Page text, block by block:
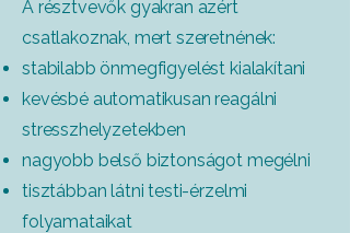
A résztvevők gyakran azért
csatlakoznak, mert szeretnének:​
stabilabb önmegfigyelést kialakítani
kevésbé automatikusan reagálni
stresszhelyzetekben
nagyobb belső biztonságot megélni
tisztábban látni testi-érzelmi
folyamataikat